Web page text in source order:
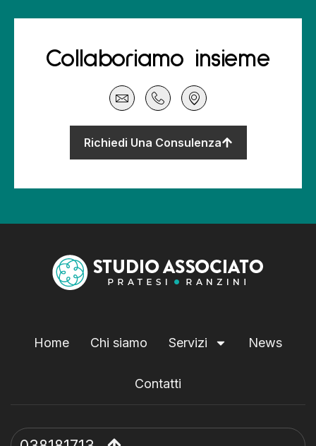
Collaboriamo insieme
Richiedi Una Consulenza
Home Chi siamo Servizi News
Contatti